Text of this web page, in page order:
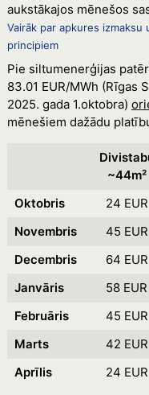
aukstākajos mēnešos
Vairāk par apkures
principiem
Pie siltumenerģijas
83.01 EUR/MWh (Rīgas
2025. gada 1.oktobra)
mēnešiem dažādu
~44m²
Oktobris
24 EUR
Novembris
45 EUR
Decembris
64 EUR
Janvāris
58 EUR
Februāris
45 EUR
Marts
42 EUR
Aprīlis
24 EUR